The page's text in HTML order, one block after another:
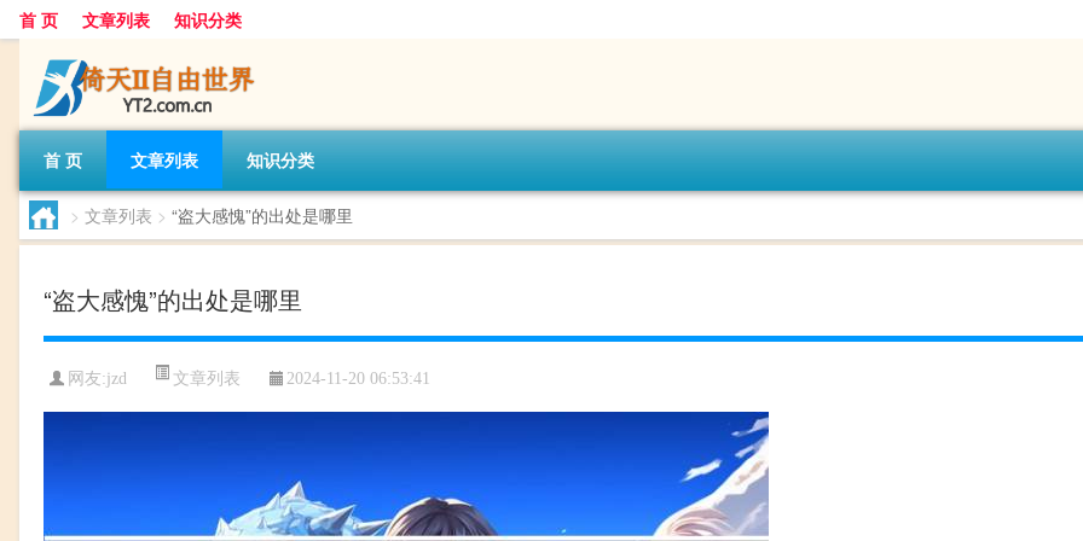
首 页 文章列表 知识分类
首 页 文章列表 知识分类
> 文章列表 > “盗大感愧”的出处是哪里
“盗大感愧”的出处是哪里
网友:jzd 文章列表 2024-11-20 06:53:41